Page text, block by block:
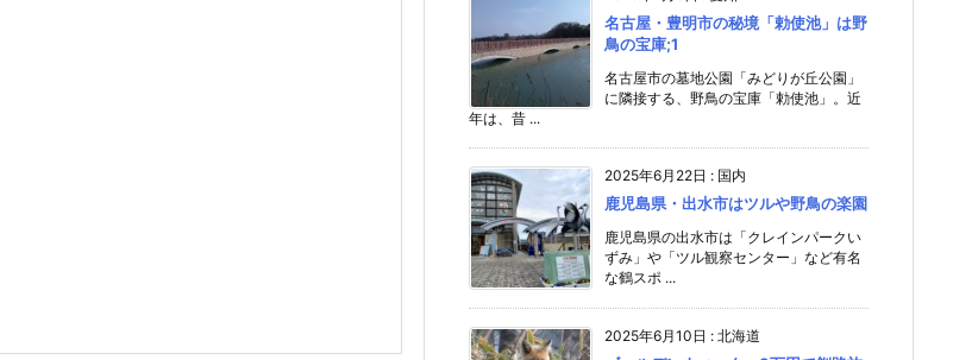
名古屋・豊明市の秘境「勅使池」は野
鳥の宝庫;1
名古屋市の墓地公園「みどりが丘公園」
に隣接する、野鳥の宝庫「勅使池」。近
年は、昔 ...
2025年6月22日 : 国内
鹿児島県・出水市はツルや野鳥の楽園
鹿児島県の出水市は「クレインパークい
ずみ」や「ツル観察センター」など有名
な鶴スポ ...
2025年6月10日 : 北海道